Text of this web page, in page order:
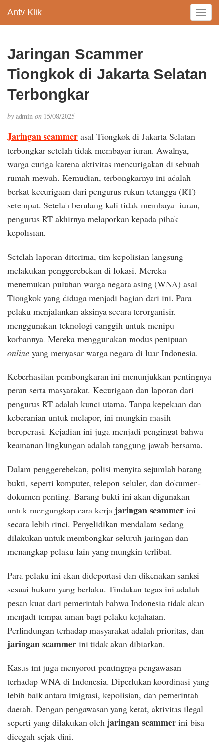
Antv Klik
T
o
n
Jaringan Scammer
Tiongkok di Jakarta Selatan
Terbongkar
by admin on 15/08/2025
Jaringan scammer asal Tiongkok di Jakarta Selatan
terbongkar setelah tidak membayar iuran. Awalnya,
warga curiga karena aktivitas mencurigakan di sebuah
rumah mewah. Kemudian, terbongkarnya ini adalah
berkat kecurigaan dari pengurus rukun tetangga (RT)
setempat. Setelah berulang kali tidak membayar iuran,
pengurus RT akhirnya melaporkan kepada pihak
kepolisian.
Setelah laporan diterima, tim kepolisian langsung
melakukan penggerebekan di lokasi. Mereka
menemukan puluhan warga negara asing (WNA) asal
Tiongkok yang diduga menjadi bagian dari ini. Para
pelaku menjalankan aksinya secara terorganisir,
menggunakan teknologi canggih untuk menipu
korbannya. Mereka menggunakan modus penipuan
online yang menyasar warga negara di luar Indonesia.
Keberhasilan pembongkaran ini menunjukkan pentingnya
peran serta masyarakat. Kecurigaan dan laporan dari
pengurus RT adalah kunci utama. Tanpa kepekaan dan
keberanian untuk melapor, ini mungkin masih
beroperasi. Kejadian ini juga menjadi pengingat bahwa
keamanan lingkungan adalah tanggung jawab bersama.
Dalam penggerebekan, polisi menyita sejumlah barang
bukti, seperti komputer, telepon seluler, dan dokumen-
dokumen penting. Barang bukti ini akan digunakan
untuk mengungkap cara kerja jaringan scammer ini
secara lebih rinci. Penyelidikan mendalam sedang
dilakukan untuk membongkar seluruh jaringan dan
menangkap pelaku lain yang mungkin terlibat.
Para pelaku ini akan dideportasi dan dikenakan sanksi
sesuai hukum yang berlaku. Tindakan tegas ini adalah
pesan kuat dari pemerintah bahwa Indonesia tidak akan
menjadi tempat aman bagi pelaku kejahatan.
Perlindungan terhadap masyarakat adalah prioritas, dan
jaringan scammer ini tidak akan dibiarkan.
Kasus ini juga menyoroti pentingnya pengawasan
terhadap WNA di Indonesia. Diperlukan koordinasi yang
lebih baik antara imigrasi, kepolisian, dan pemerintah
daerah. Dengan pengawasan yang ketat, aktivitas ilegal
seperti yang dilakukan oleh jaringan scammer ini bisa
dicegah sejak dini.